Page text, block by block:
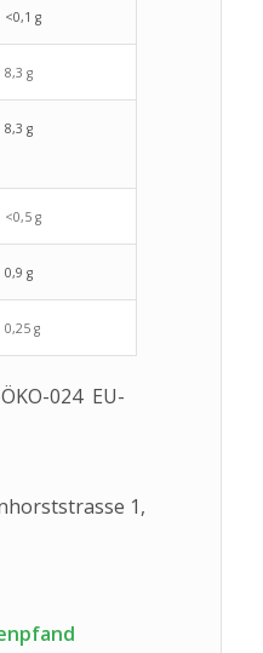
<0,1 g
8,3 g
8,3 g
<0,5 g
0,9 g
0,25 g
024 EU-
1,